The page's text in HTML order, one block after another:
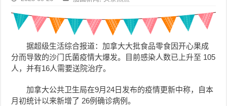
据超级生活综合报道：加拿大大批食品零食因开心果成
分而导致的沙门氏菌疫情大爆发。目前感染人数已上升至 105
人，并有16人需要送院治疗。
加拿大公共卫生局在9月24日发布的疫情更新中称，自本
月初统计以来新增了 26例确诊病例。